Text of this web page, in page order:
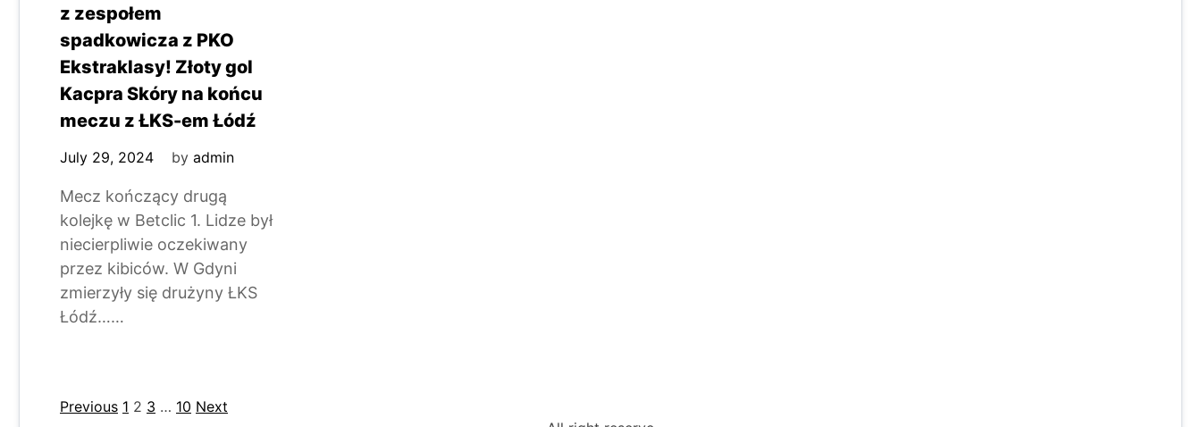
z zespołem
spadkowicza z PKO
Ekstraklasy! Złoty gol
Kacpra Skóry na końcu
meczu z ŁKS-em Łódź
July 29, 2024 by admin
Mecz kończący drugą
kolejkę w Betclic 1. Lidze był
niecierpliwie oczekiwany
przez kibiców. W Gdyni
zmierzyły się drużyny ŁKS
Łódź……
Posts
Previous 1 2 3 … 10 Next